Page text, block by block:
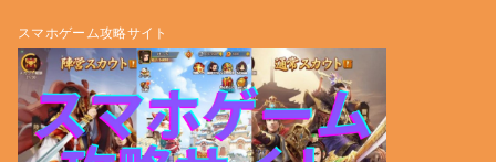
スマホゲーム攻略サイト